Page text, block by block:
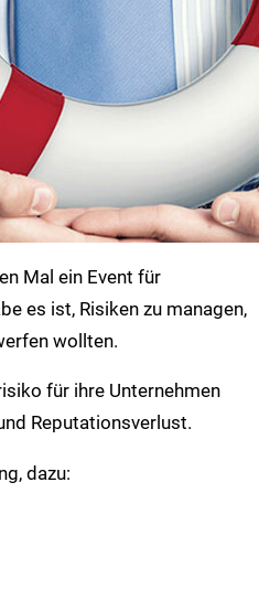
Mal ein Event für
es ist, Risiken zu managen,
wollten.
für ihre Unternehmen
Reputationsverlust.
dazu: